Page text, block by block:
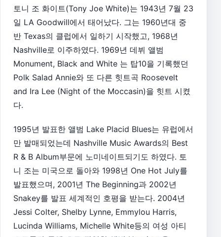
토니 조 화이트(Tony Joe White)는 1943년 7월 23
일 LA Goodwill에서 태어났다. 그는 1960년대 중
반 Texas의 클럽에서 일하기 시작했고, 1968년
Nashville로 이주하였다. 1969년 데뷔 앨범
Monument, Black and White 는 탑10을 기록했던
Polk Salad Annie와 또 다른 힛트곡 Roosevelt
and Ira Lee (Night of the Moccasin)을 힛트 시켰
다.
1995년 발표한 앨범 Lake Placid Blues는 유럽에서
만 발매되었는데 Nashville Music Awards의 Best
R & B Album부문에 노미네이트되기도 하였다. 토
니 조는 미국으로 돌아와 1998년 One Hot July를
발표했으며, 2001년 The Beginning과 2002년
Snakey를 발표 세계적인 호평을 받는다. 2004년
Jessi Colter, Shelby Lynne, Emmylou Harris,
Lucinda Williams, Michelle White등의 여성 아티